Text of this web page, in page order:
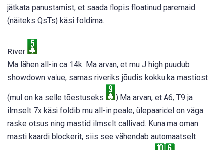
jätkata panustamist, et saada flopis floatinud paremaid
(näiteks QsTs) käsi foldima.
River
Ma lähen all-in ca 14k. Ma arvan, et mu J high puudub
showdown value, samas riveriks jõudis kokku ka mastiost
(mul on ka selle tõestuseks
).Ma arvan, et A6, T9 ja
ilmselt 7x käsi foldib mu all-in peale, ülepaaridel on väga
raske otsus ning mastid ilmselt callivad. Kuna ma oman
masti kaardi blockerit, siis see vähendab automaatselt